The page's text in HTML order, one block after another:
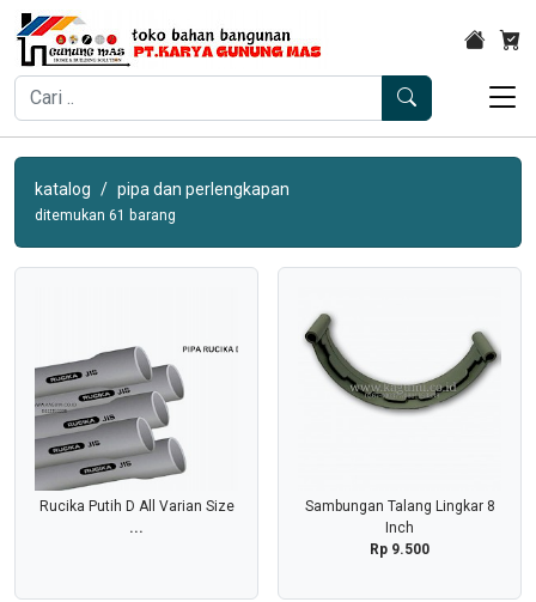
katalog pipa dan perlengkapan
ditemukan 61 barang
Rucika Putih D All Varian Size
...
Sambungan Talang Lingkar 8
Inch
Rp 9.500